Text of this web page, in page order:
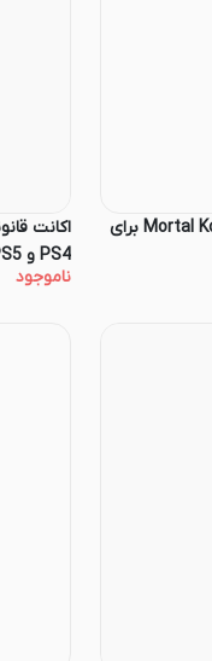
اکانت قانونی باندل Mortal Kombat Bundle برای
PS4 و PS5
ناموجود